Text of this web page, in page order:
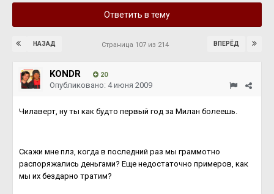
Ответить в тему
НАЗАД ВПЕРЁД
Страница 107 из 214
KONDR 20
Опубликовано: 4 июня 2009
Чилаверт, ну ты как будто первый год за Милан болеешь.
Скажи мне плз, когда в последний раз мы граммотно
распоряжались деньгами? Еще недостаточно примеров, как
мы их бездарно тратим?